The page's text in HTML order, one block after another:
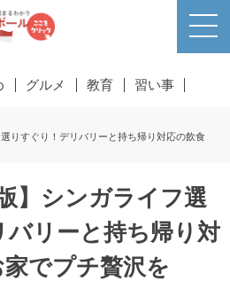
グルメ 教育 習い事
りすぐり！デリバリーと持ち帰り対応の飲食
】シンガライフ選
バリーと持ち帰り対
でプチ贅沢を